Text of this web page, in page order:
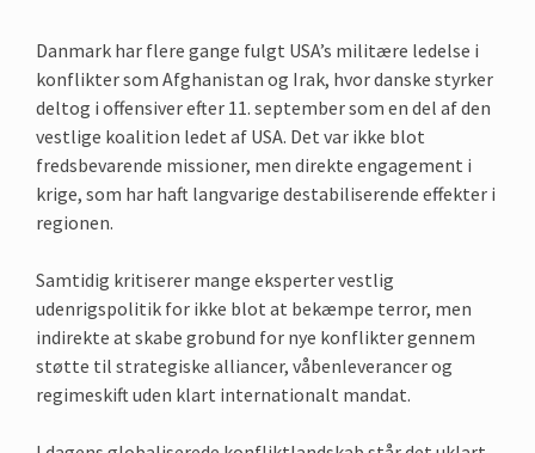
Danmark har flere gange fulgt USA’s militære ledelse i
konflikter som Afghanistan og Irak, hvor danske styrker
deltog i offensiver efter 11. september som en del af den
vestlige koalition ledet af USA. Det var ikke blot
fredsbevarende missioner, men direkte engagement i
krige, som har haft langvarige destabiliserende effekter i
regionen.
Samtidig kritiserer mange eksperter vestlig
udenrigspolitik for ikke blot at bekæmpe terror, men
indirekte at skabe grobund for nye konflikter gennem
støtte til strategiske alliancer, våbenleverancer og
regimeskift uden klart internationalt mandat.